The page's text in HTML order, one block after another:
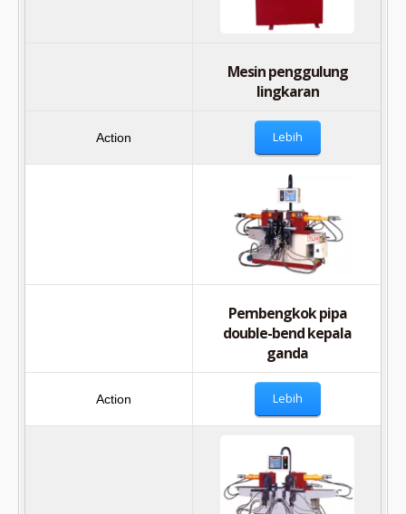
Mesin penggulung
lingkaran
Lebih
Pembengkok pipa
double-bend kepala
ganda
Lebih